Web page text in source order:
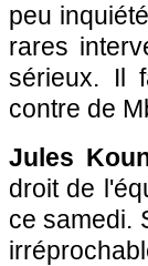
peu
rares
sérieux. Il
contre de
Jules
droit de
ce samedi.